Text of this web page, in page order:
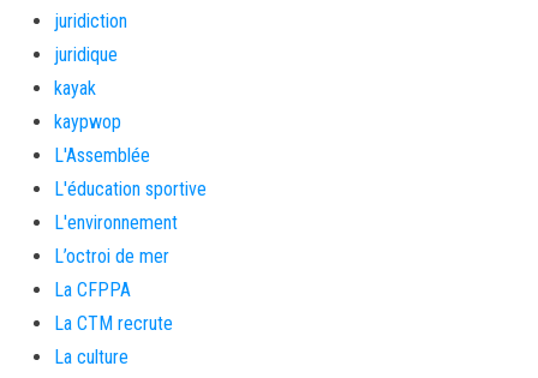
juridiction
juridique
kayak
kaypwop
L'Assemblée
L'éducation sportive
L'environnement
L’octroi de mer
La CFPPA
La CTM recrute
La culture